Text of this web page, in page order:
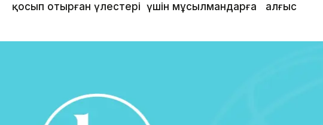
отырған үлестері үшін мұсылмандарға алғыс